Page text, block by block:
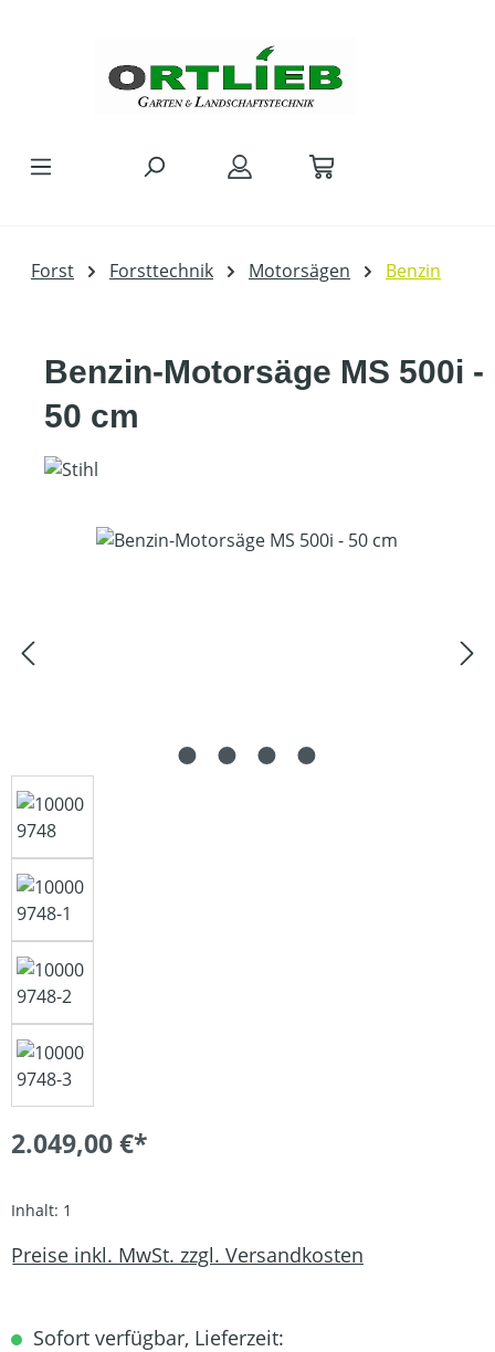
Forst Forsttechnik Motorsägen Benzin
Benzin-Motorsäge MS 500i -
50 cm
Bildergalerie überspringen
2.049,00 €*
Inhalt: 1
Preise inkl. MwSt. zzgl. Versandkosten
Sofort verfügbar, Lieferzeit: